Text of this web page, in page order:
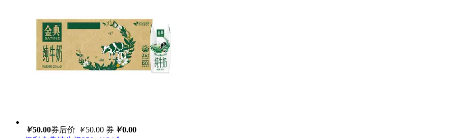
￥50.00券后价 ￥50.00 券 ￥0.00